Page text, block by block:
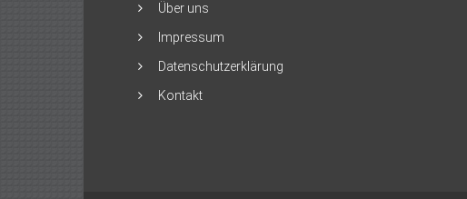
Über uns
Impressum
Datenschutzerklärung
Kontakt